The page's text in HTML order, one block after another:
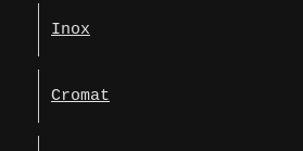
Inox
Cromat